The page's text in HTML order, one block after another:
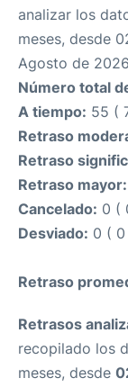
analizar los
meses, desde
Agosto de
Número total
A tiempo: 55 (
Retraso
Retraso
Retraso mayor:
Cancelado: 0 (
Desviado: 0 ( 0
Retraso
Retrasos
recopilado los
meses, desde